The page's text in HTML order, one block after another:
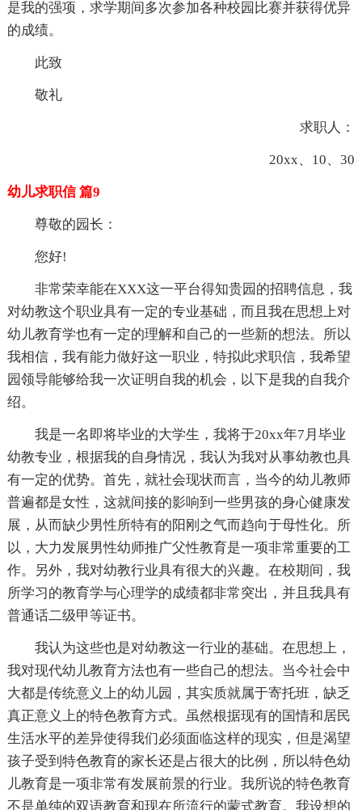
是我的强项，求学期间多次参加各种校园比赛并获得优异
的成绩。
此致
敬礼
求职人：
20xx、10、30
幼儿求职信 篇9
尊敬的园长：
您好!
非常荣幸能在XXX这一平台得知贵园的招聘信息，我
对幼教这个职业具有一定的专业基础，而且我在思想上对
幼儿教育学也有一定的理解和自己的一些新的想法。所以
我相信，我有能力做好这一职业，特拟此求职信，我希望
园领导能够给我一次证明自我的机会，以下是我的自我介
绍。
我是一名即将毕业的大学生，我将于20xx年7月毕业
幼教专业，根据我的自身情况，我认为我对从事幼教也具
有一定的优势。首先，就社会现状而言，当今的幼儿教师
普遍都是女性，这就间接的影响到一些男孩的身心健康发
展，从而缺少男性所特有的阳刚之气而趋向于母性化。所
以，大力发展男性幼师推广父性教育是一项非常重要的工
作。另外，我对幼教行业具有很大的兴趣。在校期间，我
所学习的教育学与心理学的成绩都非常突出，并且我具有
普通话二级甲等证书。
我认为这些也是对幼教这一行业的基础。在思想上，
我对现代幼儿教育方法也有一些自己的想法。当今社会中
大都是传统意义上的幼儿园，其实质就属于寄托班，缺乏
真正意义上的特色教育方式。虽然根据现有的国情和居民
生活水平的差异使得我们必须面临这样的现实，但是渴望
孩子受到特色教育的家长还是占很大的比例，所以特色幼
儿教育是一项非常有发展前景的行业。我所说的特色教育
不是单纯的双语教育和现在所流行的蒙式教育。我设想的